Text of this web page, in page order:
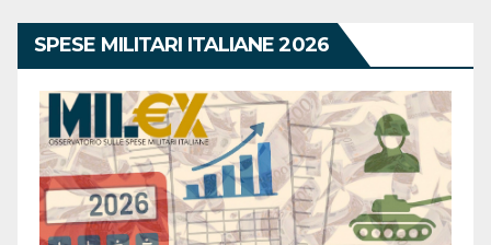
SPESE MILITARI ITALIANE 2026